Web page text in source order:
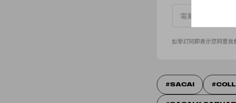
點擊訂閱即表示您同意我
SACAI